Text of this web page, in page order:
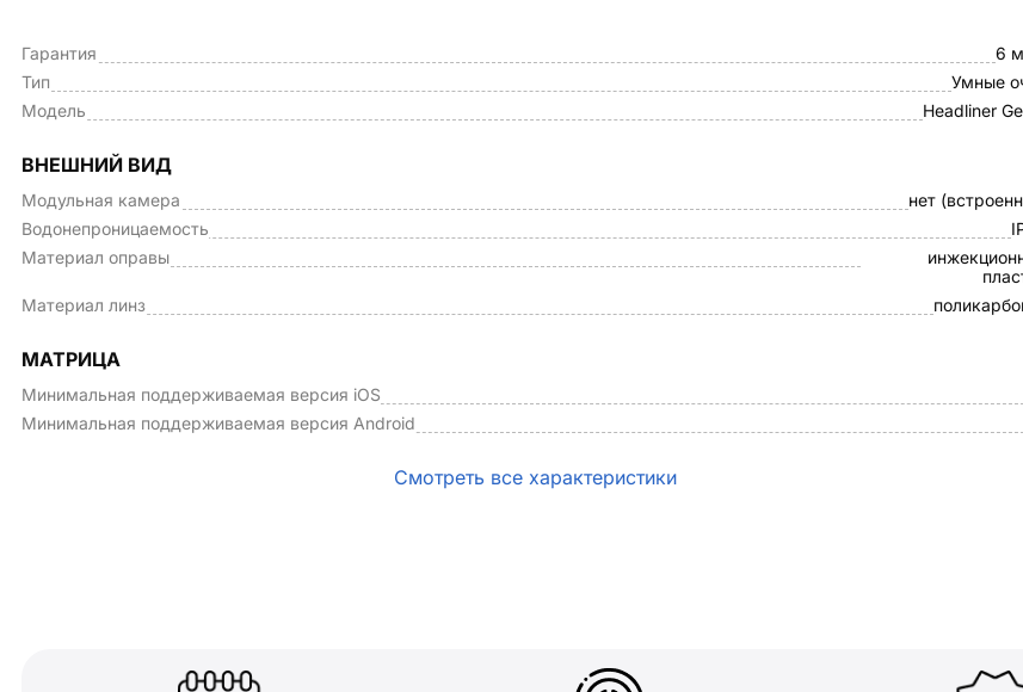
Гарантия
6
Тип
Умные
Модель
Headliner
ВНЕШНИЙ ВИД
Модульная камера
нет
Водонепроницаемость
Материал оправы
Материал линз
МАТРИЦА
Минимальная поддерживаемая версия iOS
Минимальная поддерживаемая версия Android
Смотреть все характеристики